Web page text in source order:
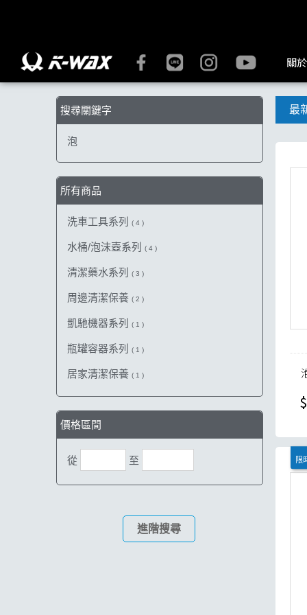
關
搜尋關鍵字
泡
所有商品
洗車工具系列 ( 4 )
水桶/泡沫壺系列 ( 4 )
清潔藥水系列 ( 3 )
周邊清潔保養 ( 2 )
凱馳機器系列 ( 1 )
瓶罐容器系列 ( 1 )
居家清潔保養 ( 1 )
價格區間
從 至
進階搜尋
最
限